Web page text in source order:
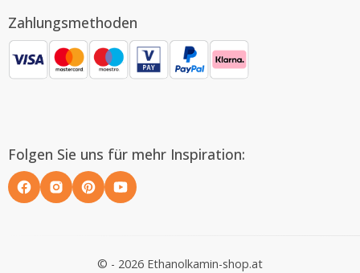
Zahlungsmethoden
Folgen Sie uns für mehr Inspiration:
© - 2026 Ethanolkamin-shop.at